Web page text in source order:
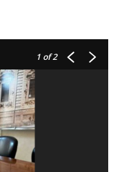
1 of 2